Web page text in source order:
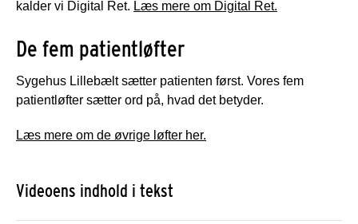
kalder vi Digital Ret. Læs mere om Digital Ret.
De fem patientløfter
Sygehus Lillebælt sætter patienten først. Vores fem
patientløfter sætter ord på, hvad det betyder.
Læs mere om de øvrige løfter her.
Videoens indhold i tekst